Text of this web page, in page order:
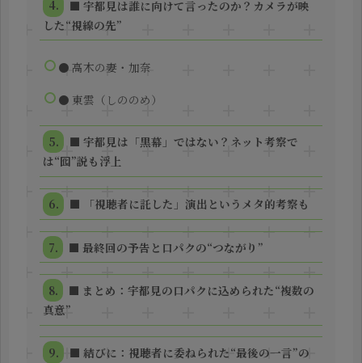
■ 宇都見は誰に向けて言ったのか？カメラが映
した“視線の先”
● 高木の妻・加奈
● 東雲（しののめ）
■ 宇都見は「黒幕」ではない？ネット考察で
は“囮”説も浮上
■ 「視聴者に託した」演出というメタ的考察も
■ 最終回の予告と口パクの“つながり”
■ まとめ：宇都見の口パクに込められた“複数の
真意”
■ 結びに：視聴者に委ねられた“最後の一言”の